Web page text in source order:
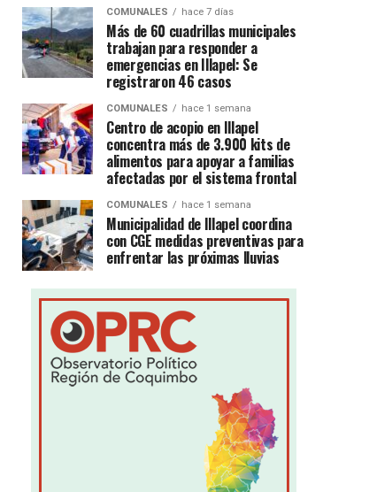
COMUNALES hace 7 días
Más de 60 cuadrillas municipales
trabajan para responder a
emergencias en Illapel: Se
registraron 46 casos
COMUNALES hace 1 semana
Centro de acopio en Illapel
concentra más de 3.900 kits de
alimentos para apoyar a familias
afectadas por el sistema frontal
COMUNALES hace 1 semana
Municipalidad de Illapel coordina
con CGE medidas preventivas para
enfrentar las próximas lluvias